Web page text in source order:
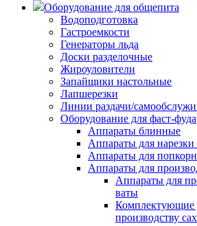
Оборудование для общепита
Водоподготовка
Гастроемкости
Генераторы льда
Доски разделочные
Жироуловители
Запайщики настольные
Лапшерезки
Линии раздачи/
Оборудование для фаст-фуда
Аппараты блинные
Аппараты для
Аппараты для
Аппараты для
Аппараты для
ваты
Комплектующие
производству